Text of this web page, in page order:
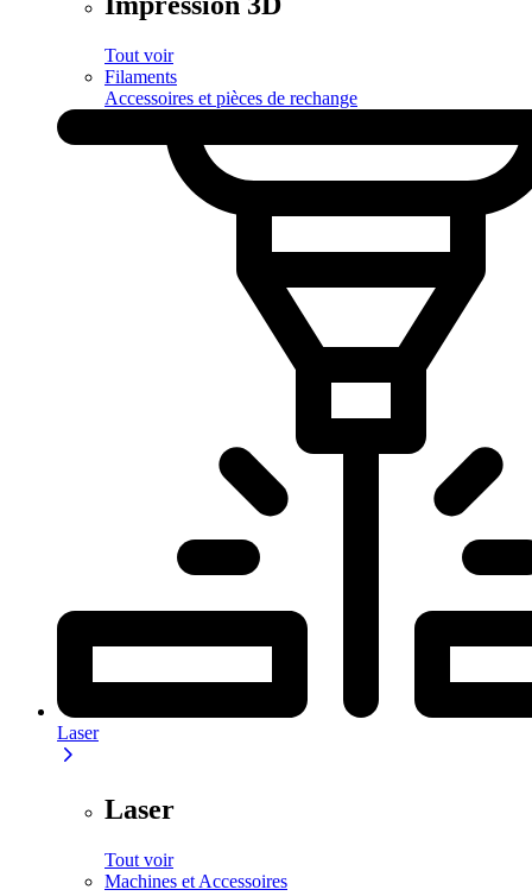
Tout voir
Filaments
Accessoires et pièces de rechange
Laser
Laser
Tout voir
Machines et Accessoires